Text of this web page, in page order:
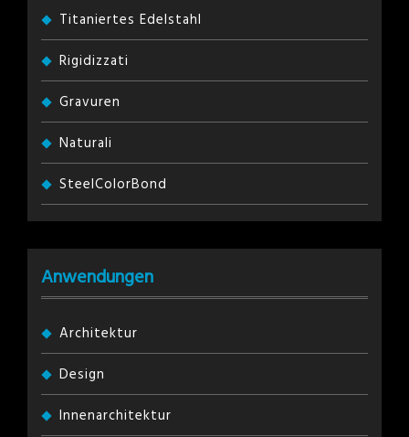
Titaniertes Edelstahl
Rigidizzati
Gravuren
Naturali
SteelColorBond
Anwendungen
Architektur
Design
Innenarchitektur